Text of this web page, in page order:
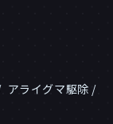
アライグマ駆除